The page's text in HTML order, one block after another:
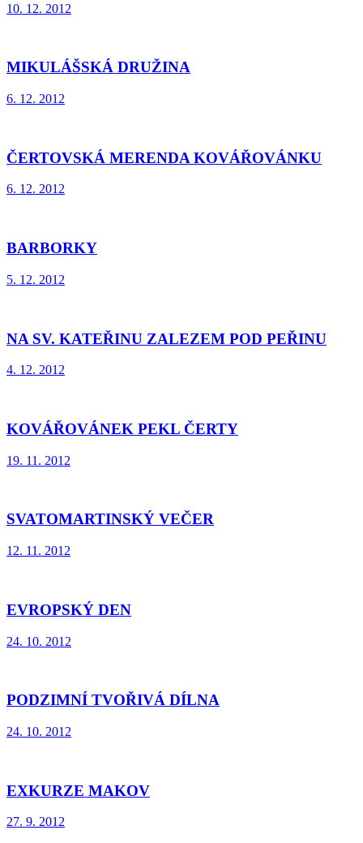
10. 12. 2012
MIKULÁŠSKÁ DRUŽINA
6. 12. 2012
ČERTOVSKÁ MERENDA KOVÁŘOVÁNKU
6. 12. 2012
BARBORKY
5. 12. 2012
NA SV. KATEŘINU ZALEZEM POD PEŘINU
4. 12. 2012
KOVÁŘOVÁNEK PEKL ČERTY
19. 11. 2012
SVATOMARTINSKÝ VEČER
12. 11. 2012
EVROPSKÝ DEN
24. 10. 2012
PODZIMNÍ TVOŘIVÁ DÍLNA
24. 10. 2012
EXKURZE MAKOV
27. 9. 2012